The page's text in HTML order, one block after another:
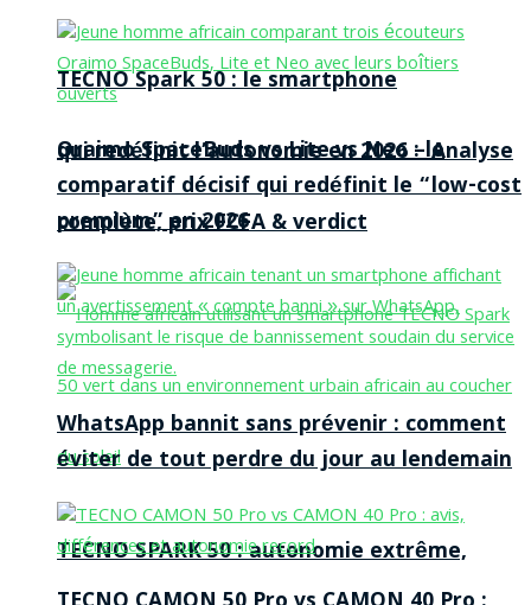
TECNO Spark 50 : le smartphone
qui redéfinit l’autonomie en 2026 – Analyse
complète, prix FCFA & verdict
TECNO SPARK 50 : autonomie extrême,
Oraimo SpaceBuds vs Lite vs Neo : le
comparatif décisif qui redéfinit le “low-cost
premium” en 2026
WhatsApp bannit sans prévenir : comment
éviter de tout perdre du jour au lendemain